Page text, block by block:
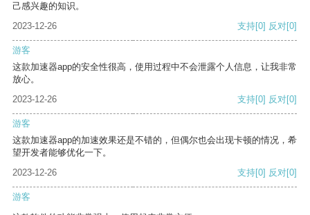
己感兴趣的知识。
2023-12-26
支持[0] 反对[0]
游客
这款加速器app的安全性很高，使用过程中不会泄露个人信息，让我非常
放心。
2023-12-26
支持[0] 反对[0]
游客
这款加速器app的加速效果还是不错的，但偶尔也会出现卡顿的情况，希
望开发者能够优化一下。
2023-12-26
支持[0] 反对[0]
游客